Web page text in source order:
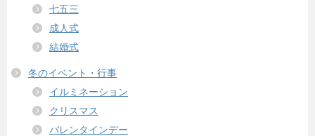
七五三
成人式
結婚式
冬のイベント・行事
イルミネーション
クリスマス
バレンタインデー